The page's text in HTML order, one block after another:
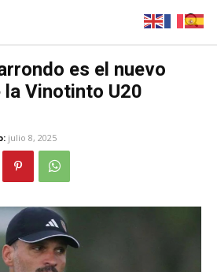
es el nuevo
Vinotinto U20
julio 8, 2025